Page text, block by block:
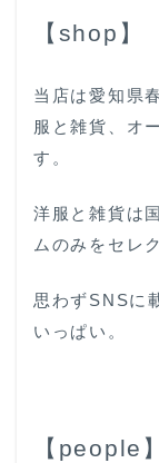
【shop】
当店は愛知県
服と雑貨、オ
す。
洋服と雑貨は
ムのみをセレ
思わずSNSに
いっぱい。
【people】